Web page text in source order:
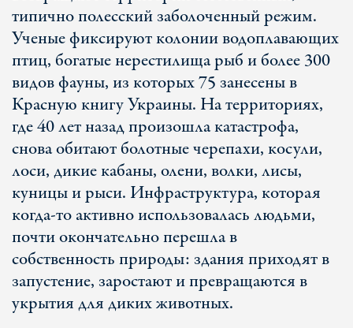
типично полесский заболоченный режим.
Ученые фиксируют колонии водоплавающих
птиц, богатые нерестилища рыб и более 300
видов фауны, из которых 75 занесены в
Красную книгу Украины. На территориях,
где 40 лет назад произошла катастрофа,
снова обитают болотные черепахи, косули,
лоси, дикие кабаны, олени, волки, лисы,
куницы и рыси. Инфраструктура, которая
когда-то активно использовалась людьми,
почти окончательно перешла в
собственность природы: здания приходят в
запустение, заростают и превращаются в
укрытия для диких животных.